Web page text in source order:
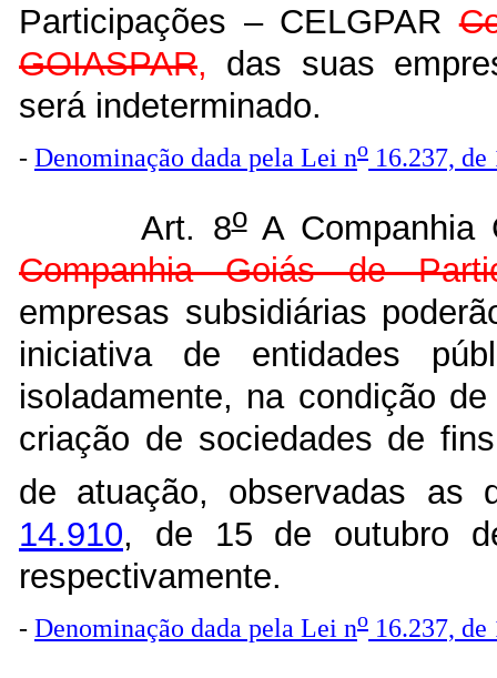
Participações – CELGPAR
GOIASPAR, das suas
será indeterminado.
- Denominação dada pela Lei no 16.237,
Art. 8oA Companhia
Companhia Goiás de
empresas subsidiárias
iniciativa de entidades
isoladamente, na condição
criação de sociedades de
de atuação, observadas as
14.910, de 15 de outubro
respectivamente.
- Denominação dada pela Lei no 16.237,